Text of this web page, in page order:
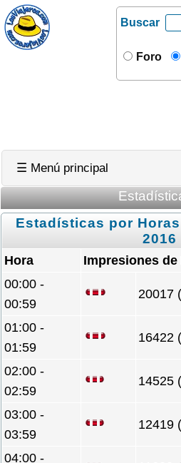
Buscar
Foro
☰ Menú principal
Estadísticas por
2016
Hora
Impresiones de
00:00 -
00:59
20017
01:00 -
01:59
16422
02:00 -
02:59
14525
03:00 -
03:59
12419
04:00 -